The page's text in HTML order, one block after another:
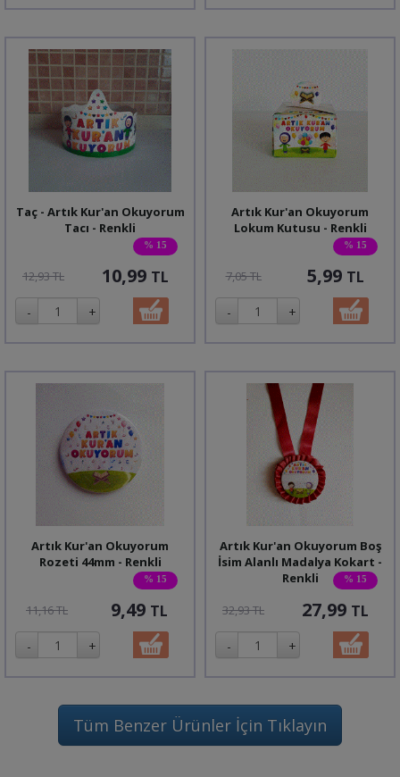
% 15
Taç - Artık Kur'an Okuyorum
Tacı - Renkli
12,93 TL 10,99 TL
% 15
Artık Kur'an Okuyorum
Lokum Kutusu - Renkli
7,05 TL 5,99 TL
% 15
Artık Kur'an Okuyorum
Rozeti 44mm - Renkli
11,16 TL 9,49 TL
% 15
Artık Kur'an Okuyorum Boş
İsim Alanlı Madalya Kokart -
Renkli
32,93 TL
27,99 TL
Tüm Benzer Ürünler İçin Tıklayın